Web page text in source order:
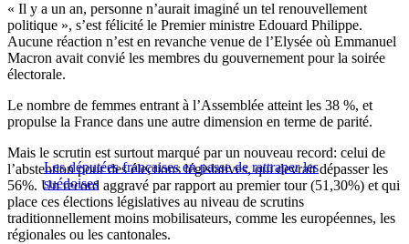
« Il y a un an, personne n’aurait imaginé un tel renouvellement
politique », s’est félicité le Premier ministre Edouard Philippe.
Aucune réaction n’est en revanche venue de l’Elysée où Emmanuel
Macron avait convié les membres du gouvernement pour la soirée
électorale.
Le nombre de femmes entrant à l’Assemblée atteint les 38 %, et
propulse la France dans une autre dimension en terme de parité.
Les députées françaises en passe de rattraper les
suédoises
Mais le scrutin est surtout marqué par un nouveau record: celui de
l’abstention pour des élections législatives, qui devrait dépasser les
56%. Un record aggravé par rapport au premier tour (51,30%) et qui
place ces élections législatives au niveau de scrutins
traditionnellement moins mobilisateurs, comme les européennes, les
régionales ou les cantonales.